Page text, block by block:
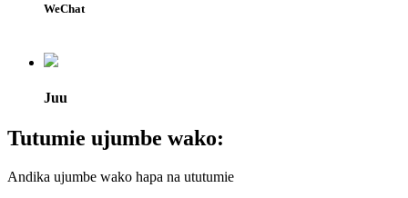
WeChat
Juu
Tutumie ujumbe wako:
Andika ujumbe wako hapa na ututumie